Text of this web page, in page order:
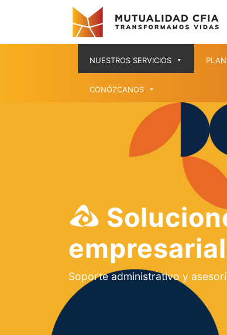
NUESTROS SERVICIOS
CONÓZCANOS
Soporte administrativo y